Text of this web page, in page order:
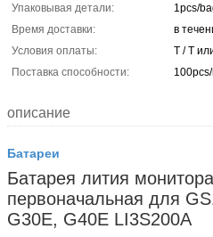
Упаковывая детали:
1pcs/
Время доставки:
в
Условия оплаты:
T / T
Поставка способности:
описание
Батареи
Батарея лития
первоначальная для
G30E, G40E LI3S200A